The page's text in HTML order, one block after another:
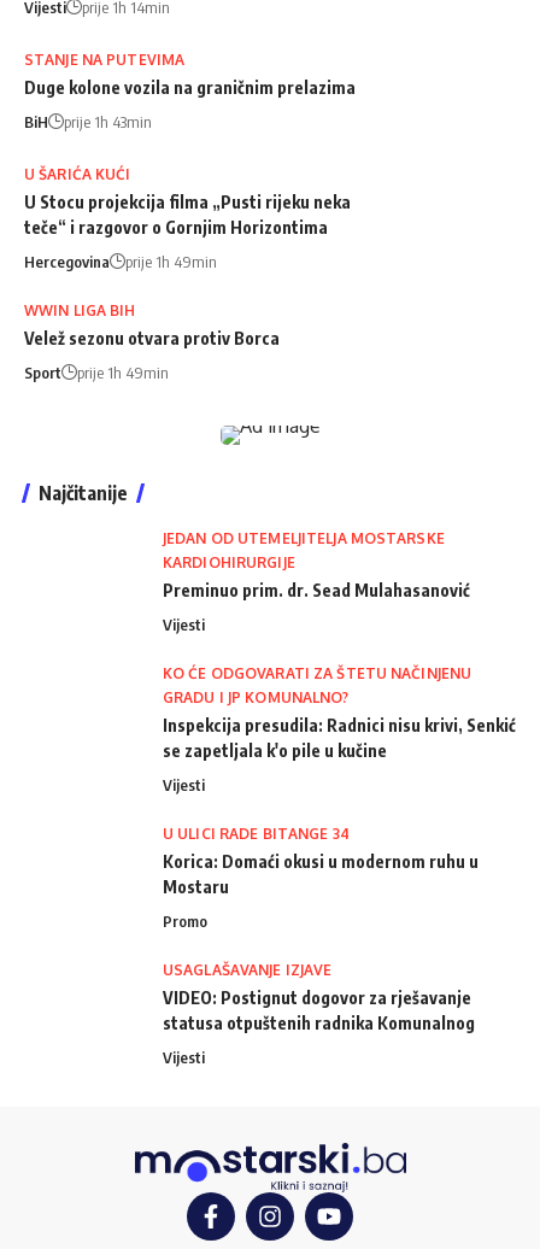
Vijesti prije 1h 14min
STANJE NA PUTEVIMA
Duge kolone vozila na graničnim prelazima
BiH prije 1h 43min
U ŠARIĆA KUĆI
U Stocu projekcija filma „Pusti rijeku neka
teče“ i razgovor o Gornjim Horizontima
Hercegovina prije 1h 49min
WWIN LIGA BIH
Velež sezonu otvara protiv Borca
Sport prije 1h 49min
Najčitanije
JEDAN OD UTEMELJITELJA MOSTARSKE
KARDIOHIRURGIJE
Preminuo prim. dr. Sead Mulahasanović
Vijesti
KO ĆE ODGOVARATI ZA ŠTETU NAČINJENU
GRADU I JP KOMUNALNO?
Inspekcija presudila: Radnici nisu krivi, Senkić
se zapetljala k'o pile u kučine
Vijesti
U ULICI RADE BITANGE 34
Korica: Domaći okusi u modernom ruhu u
Mostaru
Promo
USAGLAŠAVANJE IZJAVE
VIDEO: Postignut dogovor za rješavanje
statusa otpuštenih radnika Komunalnog
Vijesti